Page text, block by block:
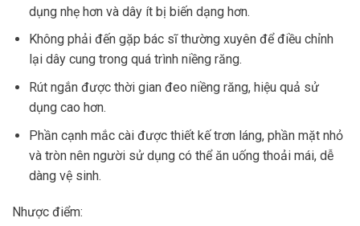
dụng nhẹ hơn và dây ít bị biến dạng hơn.
Không phải đến gặp bác sĩ thường xuyên để điều chỉnh
lại dây cung trong quá trình niềng răng.
Rút ngắn được thời gian đeo niềng răng, hiệu quả sử
dụng cao hơn.
Phần cạnh mắc cài được thiết kế trơn láng, phần mặt nhỏ
và tròn nên người sử dụng có thể ăn uống thoải mái, dễ
dàng vệ sinh.
Nhược điểm: